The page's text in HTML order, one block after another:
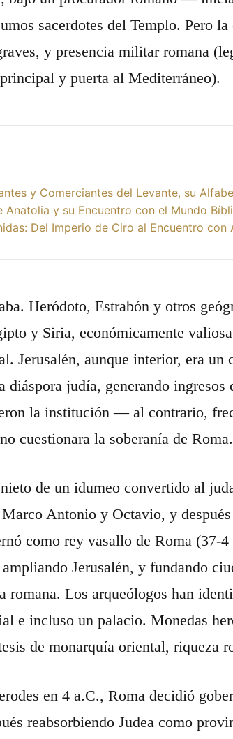
sacerdotes del Templo. Pero
y presencia militar romana
y puerta al Mediterráneo).
y Comerciantes del Levante, su
Anatolia y su Encuentro con el Mundo
Del Imperio de Ciro al Encuentro con
Heródoto, Estrabón y otros
y Siria, económicamente
Jerusalén, aunque interior, era un
diáspora judía, generando
la institución — al contrario,
cuestionara la soberanía de Roma.
de un idumeo convertido al
Antonio y Octavio, y
como rey vasallo de Roma (37-
Jerusalén, y fundando
romana. Los arqueólogos han
e incluso un palacio. Monedas
de monarquía oriental, riqueza
en 4 a.C., Roma decidió
reabsorbiendo Judea como